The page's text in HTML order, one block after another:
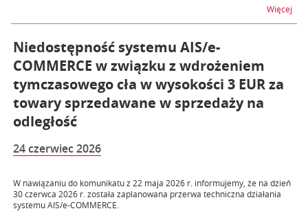
Więcej
Niedostępność systemu AIS/e-
COMMERCE w związku z wdrożeniem
tymczasowego cła w wysokości 3 EUR za
towary sprzedawane w sprzedaży na
odległość
24 czerwiec 2026
W nawiązaniu do komunikatu z 22 maja 2026 r. informujemy, że na dzień
30 czerwca 2026 r. została zaplanowana przerwa techniczna działania
systemu AIS/e-COMMERCE.